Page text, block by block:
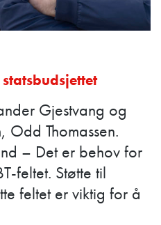
Gjestvang og
Odd Thomassen.
– Det er behov for
feltet. Støtte til
feltet er viktig for å